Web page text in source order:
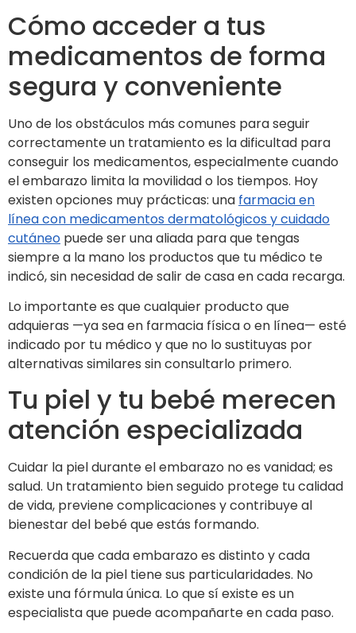
Cómo acceder a tus
medicamentos de forma
segura y conveniente
Uno de los obstáculos más comunes para seguir
correctamente un tratamiento es la dificultad para
conseguir los medicamentos, especialmente cuando
el embarazo limita la movilidad o los tiempos. Hoy
existen opciones muy prácticas: una farmacia en
línea con medicamentos dermatológicos y cuidado
cutáneo puede ser una aliada para que tengas
siempre a la mano los productos que tu médico te
indicó, sin necesidad de salir de casa en cada recarga.
Lo importante es que cualquier producto que
adquieras —ya sea en farmacia física o en línea— esté
indicado por tu médico y que no lo sustituyas por
alternativas similares sin consultarlo primero.
Tu piel y tu bebé merecen
atención especializada
Cuidar la piel durante el embarazo no es vanidad; es
salud. Un tratamiento bien seguido protege tu calidad
de vida, previene complicaciones y contribuye al
bienestar del bebé que estás formando.
Recuerda que cada embarazo es distinto y cada
condición de la piel tiene sus particularidades. No
existe una fórmula única. Lo que sí existe es un
especialista que puede acompañarte en cada paso.